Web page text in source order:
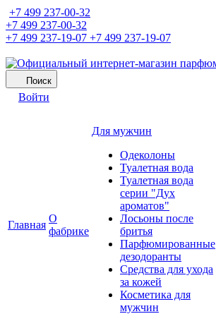
+7 499 237-00-32
+7 499 237-00-32
+7 499 237-19-07 +7 499 237-19-07
Поиск
Войти
Главная
О
фабрике
Для мужчин
Одеколоны
Туалетная вода
Туалетная вода
серии "Дух
ароматов"
Лосьоны после
бритья
Парфюмированные
дезодоранты
Средства для ухода
за кожей
Косметика для
мужчин